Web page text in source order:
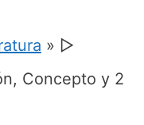
» ▷
Concepto y 2